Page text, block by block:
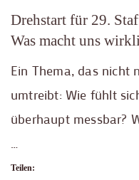
Drehstart für 29.
Was macht uns
Ein Thema, das nicht
umtreibt: Wie fühlt
überhaupt messbar?
…
Teilen: